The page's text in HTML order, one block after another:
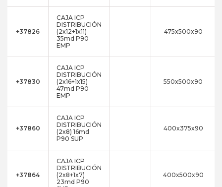
+37826
CAJA ICP
DISTRIBUCIÓN
(2x12+1x11)
35md P90
EMP
475x500x90
+37830
CAJA ICP
DISTRIBUCIÓN
(2x16+1x15)
47md P90
EMP
550x500x90
+37860
CAJA ICP
DISTRIBUCIÓN
(2x8) 16md
P90 SUP
400x375x90
+37864
CAJA ICP
DISTRIBUCIÓN
(2x8+1x7)
23md P90
400x500x90